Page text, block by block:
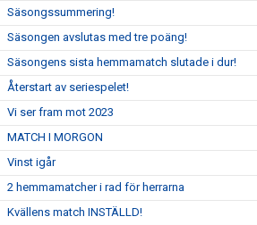
Säsongssummering!
Säsongen avslutas med tre poäng!
Säsongens sista hemmamatch slutade i dur!
Återstart av seriespelet!
Vi ser fram mot 2023
MATCH I MORGON
Vinst igår
2 hemmamatcher i rad för herrarna
Kvällens match INSTÄLLD!